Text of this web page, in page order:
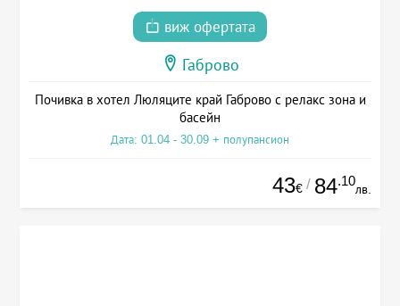
виж офертата
Габрово
Почивка в хотел Люляците край Габрово с релакс зона и
басейн
Дата: 01.04 - 30.09 + полупансион
43€ / 84.10
лв.